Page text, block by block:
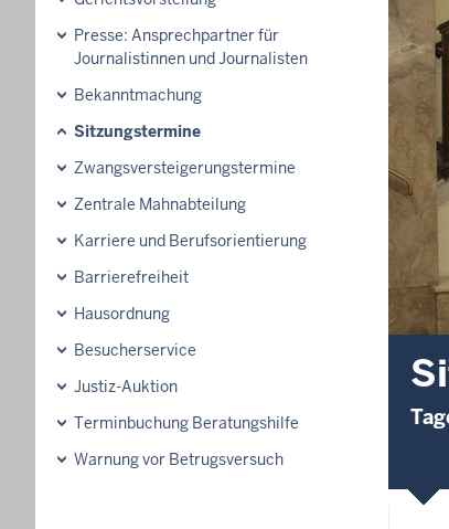
Presse: Ansprechpartner für
Journalistinnen und Journalisten
Bekanntmachung
Sitzungstermine
Zwangsversteigerungs­termine
Zentrale Mahnabteilung
Karriere und Berufsorientierung
Barrierefreiheit
Hausordnung
Besucherservice
Justiz-Auktion
Terminbuchung Beratungshilfe
Warnung vor Betrugsversuch